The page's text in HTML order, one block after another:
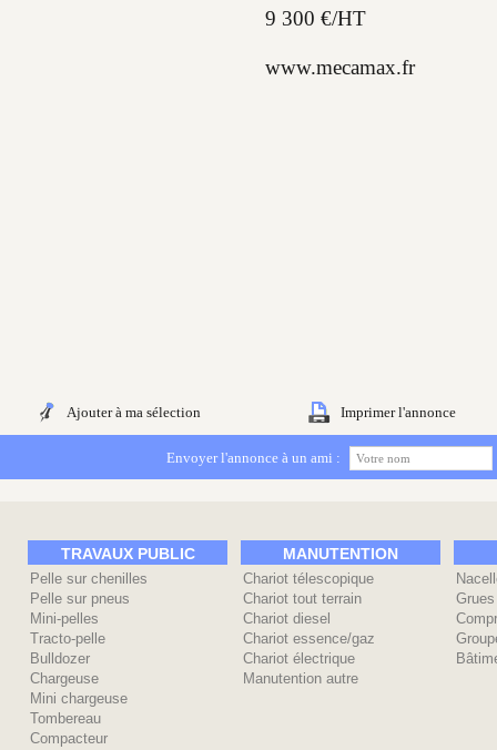
9 300 €/HT
www.mecamax.fr
Ajouter à ma sélection Imprimer l'annonce
Envoyer l'annonce à un ami :
TRAVAUX PUBLIC
Pelle sur chenilles
Pelle sur pneus
Mini-pelles
Tracto-pelle
Bulldozer
Chargeuse
Mini chargeuse
Tombereau
Compacteur
MANUTENTION
Chariot télescopique
Chariot tout terrain
Chariot diesel
Chariot essence/gaz
Chariot électrique
Manutention autre
Grues